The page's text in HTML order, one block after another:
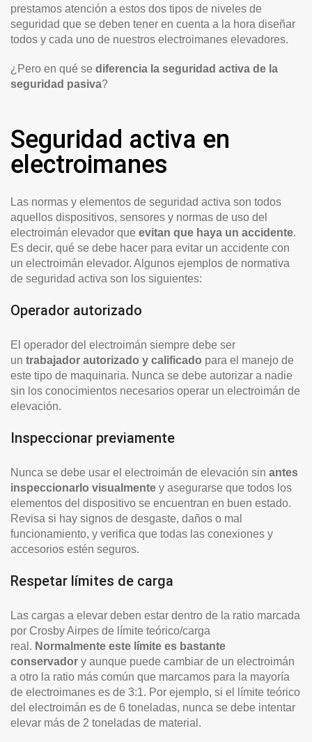
prestamos atención a estos dos tipos de niveles de
seguridad que se deben tener en cuenta a la hora diseñar
todos y cada uno de nuestros electroimanes elevadores.
¿Pero en qué se diferencia la seguridad activa de la
seguridad pasiva?
Seguridad activa en
electroimanes
Las normas y elementos de seguridad activa son todos
aquellos dispositivos, sensores y normas de uso del
electroimán elevador que evitan que haya un accidente.
Es decir, qué se debe hacer para evitar un accidente con
un electroimán elevador. Algunos ejemplos de normativa
de seguridad activa son los siguientes:
Operador autorizado
El operador del electroimán siempre debe ser
un trabajador autorizado y calificado para el manejo de
este tipo de maquinaria. Nunca se debe autorizar a nadie
sin los conocimientos necesarios operar un electroimán de
elevación.
Inspeccionar previamente
Nunca se debe usar el electroimán de elevación sin antes
inspeccionarlo visualmente y asegurarse que todos los
elementos del dispositivo se encuentran en buen estado.
Revisa si hay signos de desgaste, daños o mal
funcionamiento, y verifica que todas las conexiones y
accesorios estén seguros.
Respetar límites de carga
Las cargas a elevar deben estar dentro de la ratio marcada
por Crosby Airpes de límite teórico/carga
real. Normalmente este límite es bastante
conservador y aunque puede cambiar de un electroimán
a otro la ratio más común que marcamos para la mayoría
de electroimanes es de 3:1. Por ejemplo, si el límite teórico
del electroimán es de 6 toneladas, nunca se debe intentar
elevar más de 2 toneladas de material.